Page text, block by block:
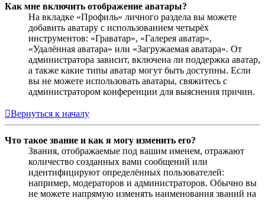
Как мне включить отображение аватары?
На вкладке «Профиль» личного раздела вы можете
добавить аватару с использованием четырёх
инструментов: «Граватар», «Галерея аватар»,
«Удалённая аватара» или «Загружаемая аватара». От
администратора зависит, включена ли поддержка аватар,
а также какие типы аватар могут быть доступны. Если
вы не можете использовать аватары, свяжитесь с
администратором конференции для выяснения причин.
Вернуться к началу
Что такое звание и как я могу изменить его?
Звания, отображаемые под вашим именем, отражают
количество созданных вами сообщений или
идентифицируют определённых пользователей:
например, модераторов и администраторов. Обычно вы
не можете напрямую изменять наименования званий на